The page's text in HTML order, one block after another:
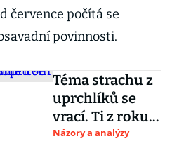
července počítá se
povinnosti.
Téma strachu z
uprchlíků se
vrací. Ti z roku
2015 si přitom
Názory a analýzy